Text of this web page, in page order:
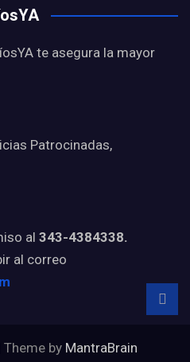
te asegura la mayor
Patrocinadas,
al 343-4384338.
al correo
Theme by MantraBrain